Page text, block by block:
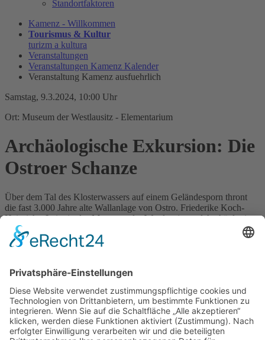
Standortfaktoren
Kamenz - Willkommen
Tourismus & Kultur
turizm a kultura
Veranstaltungen
Veranstaltungen Kamenz Kalender
Veranstaltung Kamenz ausfuehrlich
Samstag, 9.3.2024, 10:00 Uhr
Ort: Museum der Westlausitz - Elementarium
Archäologische Exkursion: Die
Ostroer Schanze
Über dem Tal des Klosterwassers auf einem Geländesporn thront
die fast 3.000 Jahre alte Wallanlage von Ostro. Friederike Koch-
Heinrichs, Leiterin des Museums der Westlausitz und Archäologin,
erläutert vor Ort die über 2500-jährige Nutzungsgeschichte dieser
rund 260 x 160 Meter großen Siedlung und Wehranlage. Von der
Lausitzer Kultur über den Slawenstamm der Milzener bis hin zum
Ringwallanlage von verschiedenen Kulturen geprägt.
Licht auf das Leben unserer Vorfahren. Auch neueste
Forschungsergebnisse rund um die Lausitzer Schanzen werden
angesprochen werden. Eine Anmeldung ist erforderlich. Wir bitten
um Reservierungen (03578-788310,buchung@museum-
westlausitz.de) oder nutzen Sie das Terminbuchungsportal des